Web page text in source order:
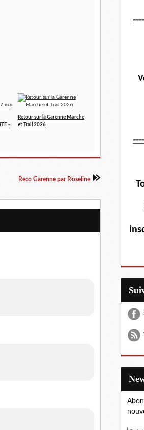
-
Retour sur la Garenne Marche
et Trail 2026
Reco Garenne par Roseline T